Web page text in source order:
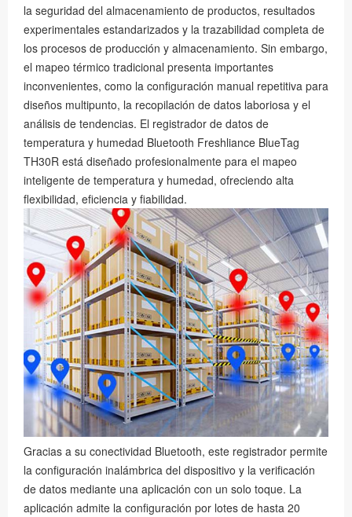
la seguridad del almacenamiento de productos, resultados
experimentales estandarizados y la trazabilidad completa de
los procesos de producción y almacenamiento. Sin embargo,
el mapeo térmico tradicional presenta importantes
inconvenientes, como la configuración manual repetitiva para
diseños multipunto, la recopilación de datos laboriosa y el
análisis de tendencias. El registrador de datos de
temperatura y humedad Bluetooth Freshliance BlueTag
TH30R está diseñado profesionalmente para el mapeo
inteligente de temperatura y humedad, ofreciendo alta
flexibilidad, eficiencia y fiabilidad.
Gracias a su conectividad Bluetooth, este registrador permite
la configuración inalámbrica del dispositivo y la verificación
de datos mediante una aplicación con un solo toque. La
aplicación admite la configuración por lotes de hasta 20